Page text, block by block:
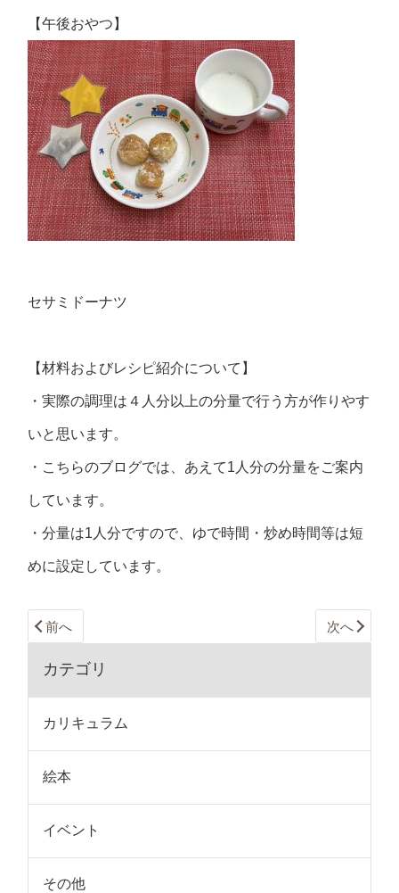
【午後おやつ】
セサミドーナツ
【材料およびレシピ紹介について】
・実際の調理は４人分以上の分量で行う方が作りやす
いと思います。
・こちらのブログでは、あえて1人分の分量をご案内
しています。
・分量は1人分ですので、ゆで時間・炒め時間等は短
めに設定しています。
前へ 次へ
カテゴリ
カリキュラム
絵本
イベント
その他